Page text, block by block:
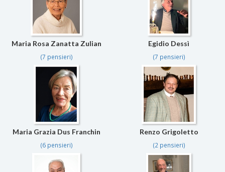
Maria Rosa Zanatta Zulian
(7 pensieri)
Egidio Dessì
(7 pensieri)
Maria Grazia Dus Franchin
(6 pensieri)
Renzo Grigoletto
(2 pensieri)